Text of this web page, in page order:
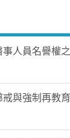
人員名譽權
戒與強制再教